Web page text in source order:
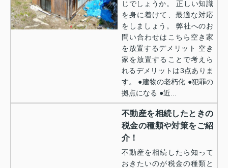
じでしょうか。 正しい知識
を身に着けて、最適な対応
をしましょう。 弊社へのお
問い合わせはこちら空き家
を放置するデメリット 空き
家を放置することで考えら
れるデメリットは3点ありま
す。 ●建物の老朽化 ●犯罪の
拠点になる ●近...
不動産を相続したときの
税金の種類や対策をご紹
介！
不動産を相続したら知って
おきたいのが税金の種類と